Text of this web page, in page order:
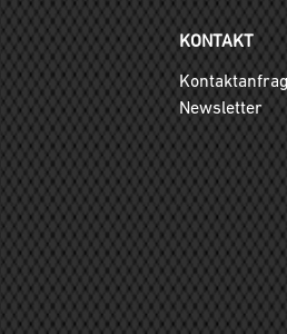
KONTAKT
Newsletter